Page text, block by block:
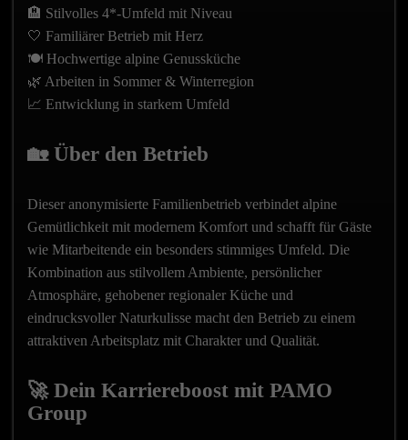
🏨 Stilvolles 4*-Umfeld mit Niveau
🤍 Familiärer Betrieb mit Herz
🍽️ Hochwertige alpine Genussküche
🌿 Arbeiten in Sommer & Winterregion
📈 Entwicklung in starkem Umfeld
🏡 Über den Betrieb
Dieser anonymisierte Familienbetrieb verbindet alpine
Gemütlichkeit mit modernem Komfort und schafft für Gäste
wie Mitarbeitende ein besonders stimmiges Umfeld. Die
Kombination aus stilvollem Ambiente, persönlicher
Atmosphäre, gehobener regionaler Küche und
eindrucksvoller Naturkulisse macht den Betrieb zu einem
attraktiven Arbeitsplatz mit Charakter und Qualität.
🚀 Dein Karriereboost mit PAMO
Group